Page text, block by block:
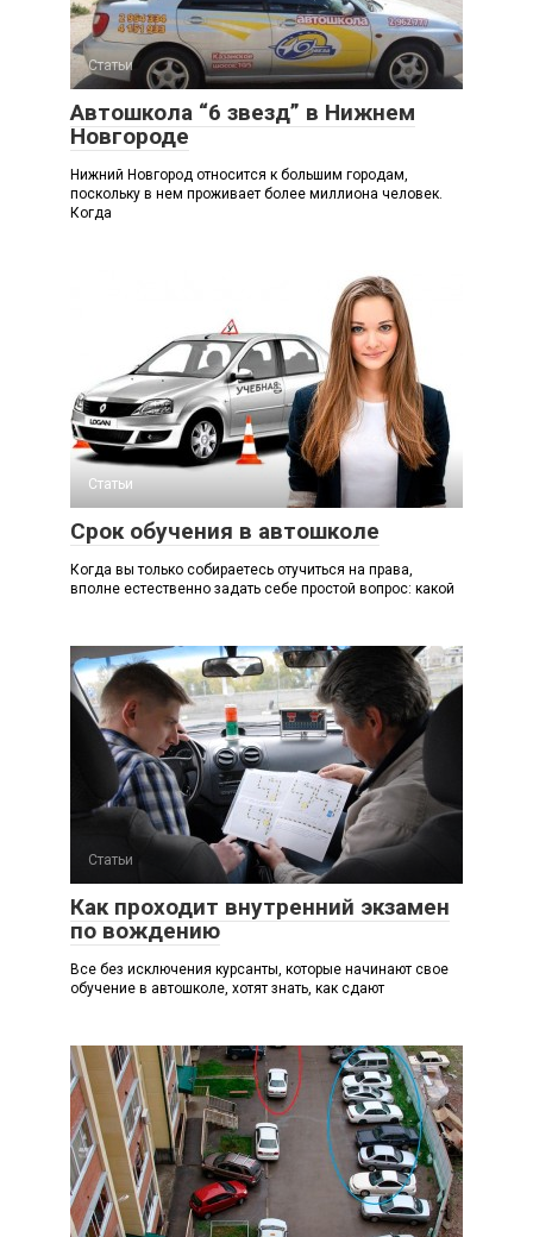
Статьи
Автошкола “6 звезд” в Нижнем
Новгороде
Нижний Новгород относится к большим городам,
поскольку в нем проживает более миллиона человек.
Когда
Статьи
Срок обучения в автошколе
Когда вы только собираетесь отучиться на права,
вполне естественно задать себе простой вопрос: какой
Статьи
Как проходит внутренний экзамен
по вождению
Все без исключения курсанты, которые начинают свое
обучение в автошколе, хотят знать, как сдают